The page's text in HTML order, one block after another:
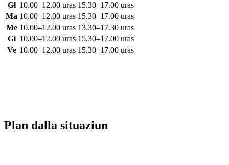
Gl 10.00–12.00 uras 15.30–17.00 uras
Ma 10.00–12.00 uras 15.30–17.00 uras
Me 10.00–12.00 uras 13.30–17.30 uras
Gi 10.00–12.00 uras 15.30–17.00 uras
Ve 10.00–12.00 uras 15.30–17.00 uras
Plan dalla situaziun